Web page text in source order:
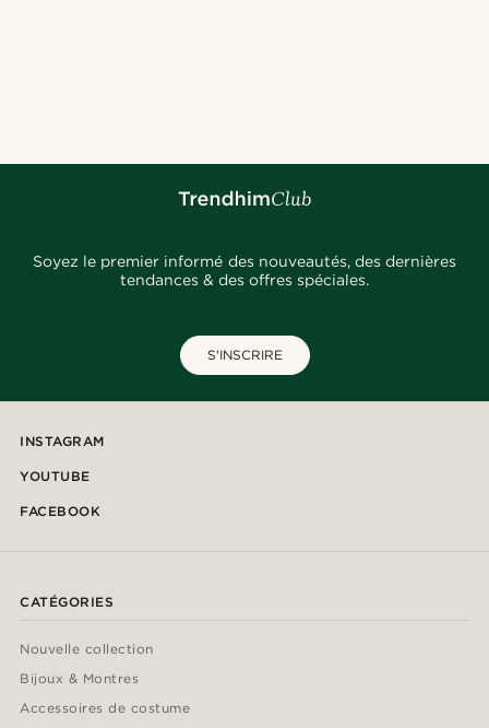
Soyez le premier informé des nouveautés, des dernières
tendances & des offres spéciales.
S'INSCRIRE
INSTAGRAM
YOUTUBE
FACEBOOK
CATÉGORIES
Nouvelle collection
Bijoux & Montres
Accessoires de costume